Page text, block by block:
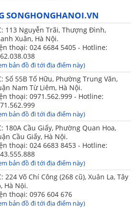
bắt mắt, họa tiết sang trọng
Đế Vương 8- 10 món ( tùy
free size
cao cấp
chính
thế 48x74cm
kèm ruột )
220x240cm ( tặng kèm 1 ruột
SONGHONGHANOI.VN
113 Nguyễn Trãi, Thượng Đình,
Xuân, Hà Nội.
thoại: 024 6684 5405 - Hotline:
bản đồ đi tới địa điểm này)
Số 55B Tố Hữu, Phường Trung Văn,
Nam Từ Liêm, Hà Nội.
thoại: 0971.562.999 - Hotline:
bản đồ đi tới địa điểm này)
180A Cầu Giấy, Phường Quan Hoa,
Cầu Giấy, Hà Nội.
thoại: 024 6683 8453 - Hotline:
bản đồ đi tới địa điểm này)
224 Võ Chí Công (268 cũ), Xuân La, Tây
Hà Nội.
thoại: 0976 604 676
bản đồ đi tới địa điểm này)